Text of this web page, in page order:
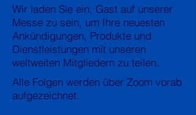
Wir laden Sie ein, Gast auf unserer
Messe zu sein, um Ihre neuesten
Ankündigungen, Produkte und
Dienstleistungen mit unseren
weltweiten Mitgliedern zu teilen.
Alle Folgen werden über Zoom vorab
aufgezeichnet.